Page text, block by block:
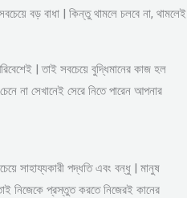
বড় বাধা | কিন্তু থামলে চলবে না, থামলেই
| তাই সবচেয়ে বুদ্ধিমানের কাজ হল
না সেখানেই সেরে নিতে পারেন আপনার
সাহায্যকারী পদ্ধতি এবং বন্ধু | মানুষ
নিজেকে প্রস্তুত করতে নিজেরই কানের